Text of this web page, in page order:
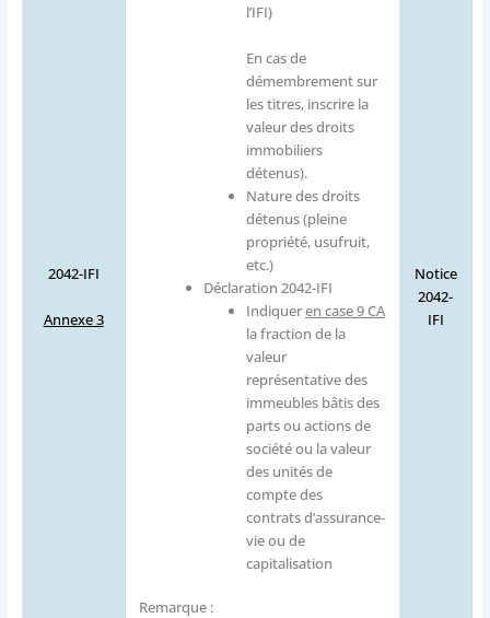
2042-IFI
Annexe 3
l’IFI)
En cas de
démembrement sur
les titres, inscrire la
valeur des droits
immobiliers
détenus).
Nature des droits
détenus (pleine
propriété, usufruit,
etc.)
Déclaration 2042-IFI
Indiqueren case 9 CA
la fraction de la
valeur
représentative des
immeubles bâtis des
parts ou actions de
société ou la valeur
des unités de
compte des
contrats d’assurance-
vie ou de
capitalisation
Remarque :
Notice
2042-
IFI